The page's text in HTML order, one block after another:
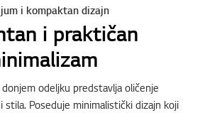
i kompaktan dizajn
i praktičan
odeljku predstavlja oličenje
Poseduje minimalistički dizajn koji